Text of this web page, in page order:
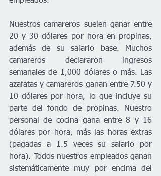
Nuestros camareros suelen ganar entre
20 y 30 dólares por hora en propinas,
además de su salario base. Muchos
camareros declararon ingresos
semanales de 1,000 dólares o más. Las
azafatas y camareros ganan entre 7.50 y
10 dólares por hora, lo que incluye su
parte del fondo de propinas. Nuestro
personal de cocina gana entre 8 y 16
dólares por hora, más las horas extras
(pagadas a 1.5 veces su salario por
hora). Todos nuestros empleados ganan
sistemáticamente muy por encima del